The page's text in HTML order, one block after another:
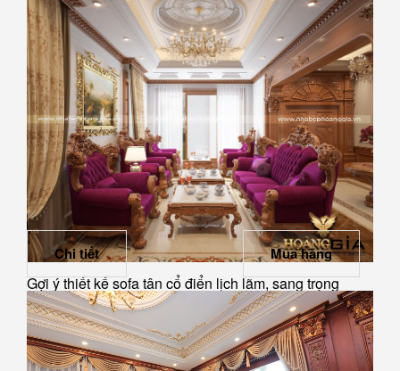
Gợi ý thiết kế sofa tân cổ điển lịch lãm, sang trọng
Chi tiết Mua hàng